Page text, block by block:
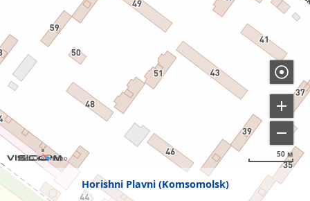
Horishni Plavni (Komsomolsk)
50 м